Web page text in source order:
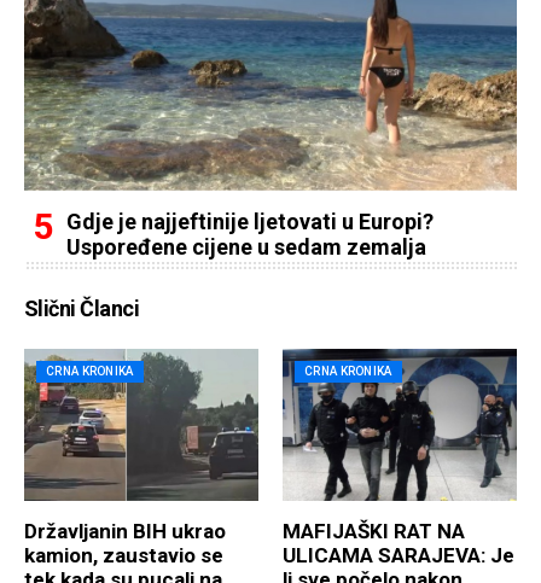
Gdje je najjeftinije ljetovati u Europi?
Uspoređene cijene u sedam zemalja
Slični Članci
CRNA KRONIKA
Državljanin BIH ukrao
kamion, zaustavio se
CRNA KRONIKA
MAFIJAŠKI RAT NA
ULICAMA SARAJEVA: Je